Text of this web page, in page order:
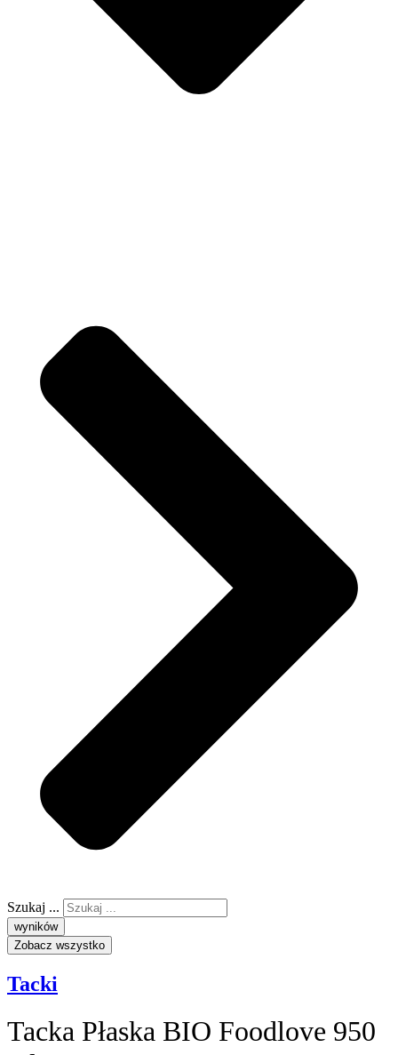
Szukaj ...
wyników
Zobacz wszystko
Tacki
Tacka Płaska BIO Foodlove 950